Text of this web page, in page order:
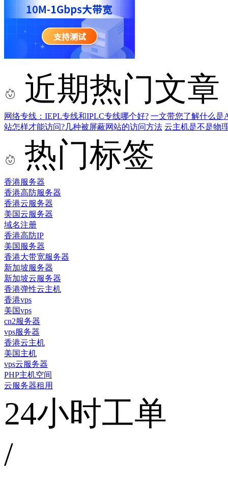
近期热门文章
网络专线：IEPL专线和IPLC专线哪个好? 一文带您了解什么是
站怎样才能访问?几种被屏蔽网站的访问方法 云主机是不是物
热门标签
香港服务器
香港高防服务器
香港云服务器
美国云服务器
域名注册
香港高防IP
美国服务器
香港大带宽服务器
新加坡服务器
新加坡云服务器
香港弹性云主机
香港vps
美国vps
cn2服务器
vps服务器
香港云主机
美国主机
vps云服务器
PHP主机空间
云服务器租用
24小时工单
/